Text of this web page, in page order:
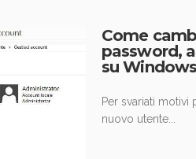
Come
password,
su
Per svariati
nuovo utente...